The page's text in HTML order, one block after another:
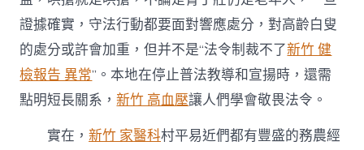
證據確實，守法行動都要面對響應處分，對高齡白叟
的處分或許會加重，但并不是“法令制裁不了新竹 健
檢報告 異常”。本地在停止普法教導和宣揚時，還需
點明短長關系，新竹 高血壓讓人們學會敬畏法令。
實在，新竹 家醫科村平易近們都有豐盛的務農經